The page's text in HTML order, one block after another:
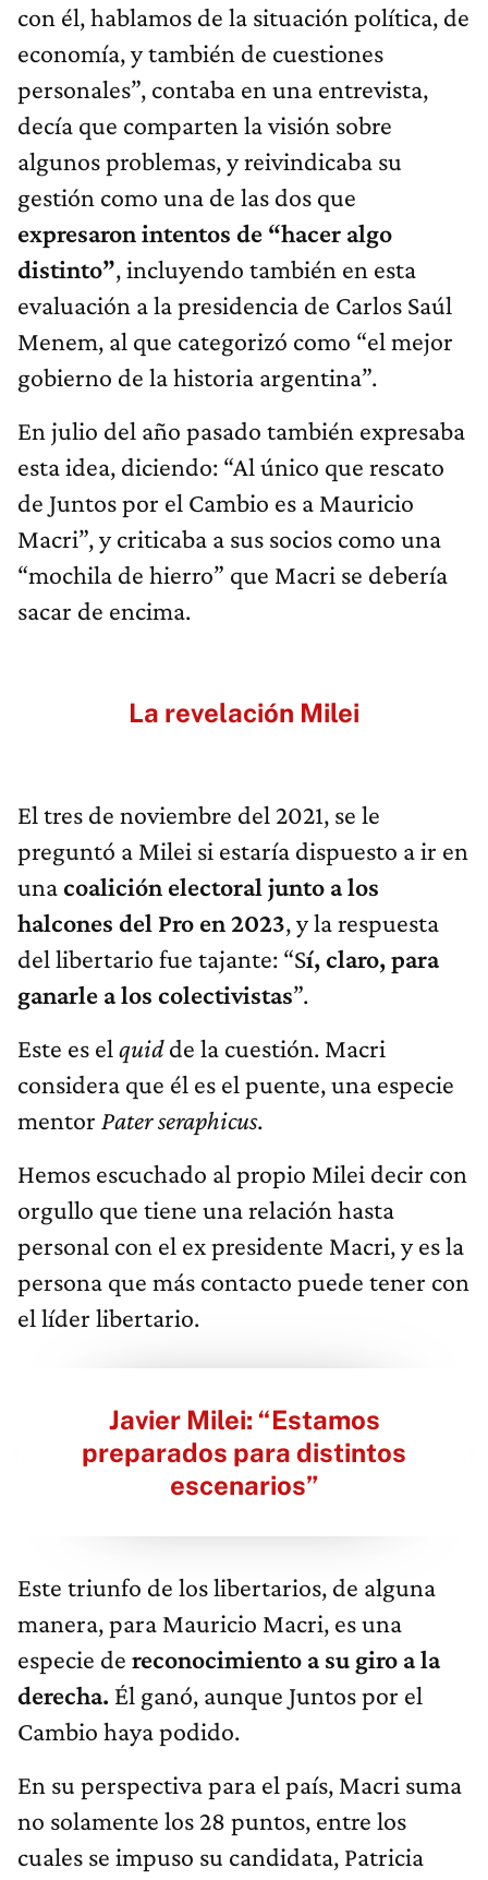
con él, hablamos de la situación política, de
economía, y también de cuestiones
personales”, contaba en una entrevista,
decía que comparten la visión sobre
algunos problemas, y reivindicaba su
gestión como una de las dos que
expresaron intentos de “hacer algo
distinto”, incluyendo también en esta
evaluación a la presidencia de Carlos Saúl
Menem, al que categorizó como “el mejor
gobierno de la historia argentina”.
En julio del año pasado también expresaba
esta idea, diciendo: “Al único que rescato
de Juntos por el Cambio es a Mauricio
Macri”, y criticaba a sus socios como una
“mochila de hierro” que Macri se debería
sacar de encima.
La revelación Milei
El tres de noviembre del 2021, se le
preguntó a Milei si estaría dispuesto a ir en
unacoalición electoral junto a los
halcones del Pro en 2023, y la respuesta
del libertario fue tajante: “Sí, claro, para
ganarle a los colectivistas”.
Este es el quidde la cuestión. Macri
considera que él es el puente, una especie
mentor Pater seraphicus.
Hemos escuchado al propio Milei decir con
orgullo que tiene una relación hasta
personal con el ex presidente Macri, y es la
persona que más contacto puede tener con
el líder libertario.
Javier Milei: “Estamos
preparados para distintos
escenarios”
Este triunfo de los libertarios, de alguna
manera, para Mauricio Macri, es una
especie de reconocimiento a su giro a la
derecha. Él ganó, aunque Juntos por el
Cambio haya podido.
En su perspectiva para el país, Macri suma
no solamente los 28 puntos, entre los
cuales se impuso su candidata, Patricia